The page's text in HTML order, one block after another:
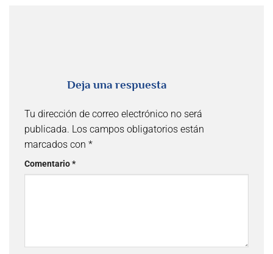
Deja una respuesta
Tu dirección de correo electrónico no será
publicada. Los campos obligatorios están
marcados con *
Comentario*